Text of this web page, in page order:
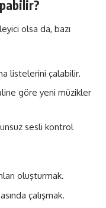
olsa da, bazı
listelerini çalabilir.
göre yeni müzikler
sesli kontrol
oluşturmak.
çalışmak.